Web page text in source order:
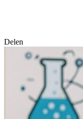
Delen